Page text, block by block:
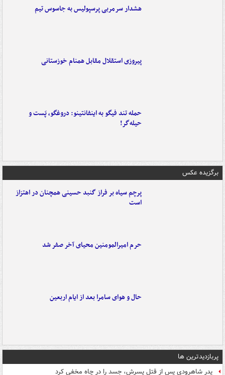
هشدار سرمربی پرسپولیس به جاسوس تیم
پیروزی استقلال مقابل همنام خوزستانی
حمله تند فیگو به اینفانتینو: دروغگو، پَست‌ و
حیله‌گر!
برگزیده عکس
پرچم سیاه بر فراز گنبد حسینی همچنان در اهتزاز
است
حرم امیرالمومنین محیای آخر صفر شد
حال و هوای سامرا بعد از ایام اربعین
پربازدیدترین ها
پدر شاهرودی پس از قتل پسرش، جسد را در چاه مخفی کرد